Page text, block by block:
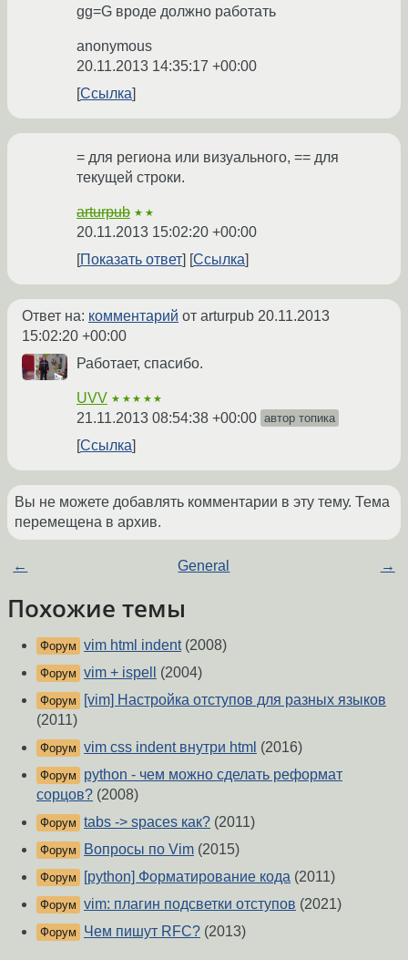
gg=G вроде должно работать
anonymous
20.11.2013 14:35:17 +00:00
Ссылка
= для региона или визуального, == для
текущей строки.
arturpub ★★
20.11.2013 15:02:20 +00:00
Показать ответ
Ссылка
Ответ на: комментарий от arturpub 20.11.2013
15:02:20 +00:00
Работает, спасибо.
UVV ★★★★★
21.11.2013 08:54:38 +00:00 автор топика
Ссылка
Вы не можете добавлять комментарии в эту тему. Тема
перемещена в архив.
← General →
Похожие темы
Форум vim html indent(2008)
Форум vim + ispell (2004)
Форум
[vim] Настройка отступов для разных языков
(2011)
Форум vim css indent внутри html (2016)
Форум
python - чем можно сделать реформат
сорцов? (2008)
Форум tabs -> spaces как? (2011)
Форум Вопросы по Vim (2015)
Форум [python] Форматирование кода (2011)
Форум vim: плагин подсветки отступов (2021)
Форум Чем пишут RFC? (2013)